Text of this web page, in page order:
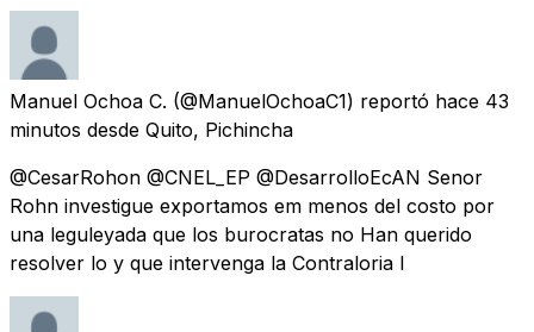
Manuel Ochoa C. (@ManuelOchoaC1) reportó hace 43
minutos desde Quito, Pichincha
@CesarRohon @CNEL_EP @DesarrolloEcAN Senor
Rohn investigue exportamos em menos del costo por
una leguleyada que los burocratas no Han querido
resolver lo y que intervenga la Contraloria l